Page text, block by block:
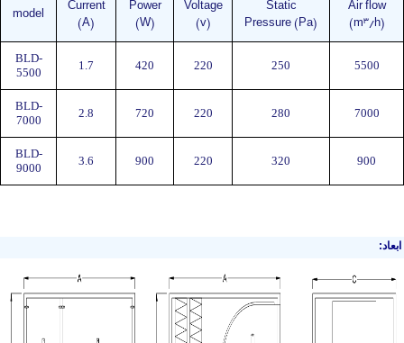
Air flow
(m3/h)
Static
Pressure (Pa)
Voltage
(v)
Power
(W)
Current
(A)
model
5500
250
220
420
1.7
BLD-
5500
7000
280
220
720
2.8
BLD-
7000
900
320
220
900
3.6
BLD-
9000
ابعاد: